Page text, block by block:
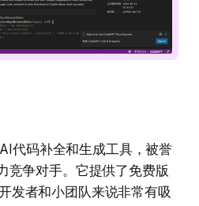
代码补全和生成工具，被誉
竞争对手。它提供了免费版
发者和小团队来说非常有吸